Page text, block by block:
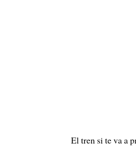
El tren si te va a